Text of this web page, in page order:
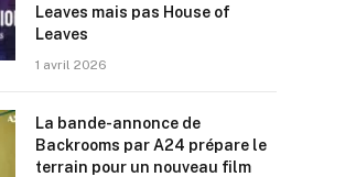
Leaves mais pas House of
Leaves
1 avril 2026
La bande-annonce de
Backrooms par A24 prépare le
terrain pour un nouveau film